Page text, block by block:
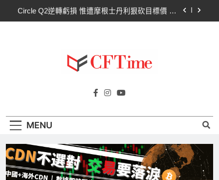
Circle Q2逆轉虧損 惟遭摩根士丹利狠砍目標價 市
比特幣失守關鍵阻力帶！50日SMA及斐波那契
63,600美元未收復，下降通道持續
Circle Q2逆轉虧損 惟遭摩根士丹利狠砍目標價 市
CLARITY法案60票門檻仍差關鍵缺口！民主黨七
Cftime.io
AI（ChatGPT）、區塊鏈、NFT、加密貨
MENU